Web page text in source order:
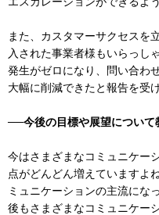
また、カスタマーサクセスを
入された事業者様もいらっし
発生がゼロになり、問い合わ
大幅に削減できたと報告を受
──今後の目標や展望について
今はさまざまなコミュニケー
点がどんどん増えていますよ
ミュニケーションの主流にな
後もさまざまなコミュニケー